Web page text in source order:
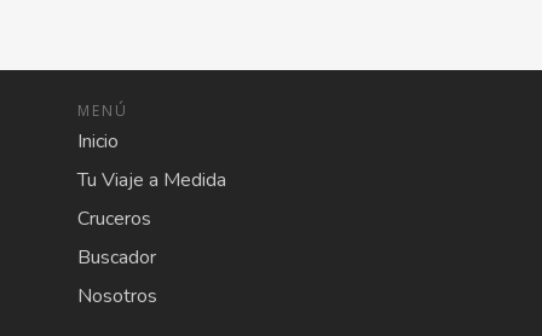
MENÚ
Inicio
Tu Viaje a Medida
Cruceros
Buscador
Nosotros